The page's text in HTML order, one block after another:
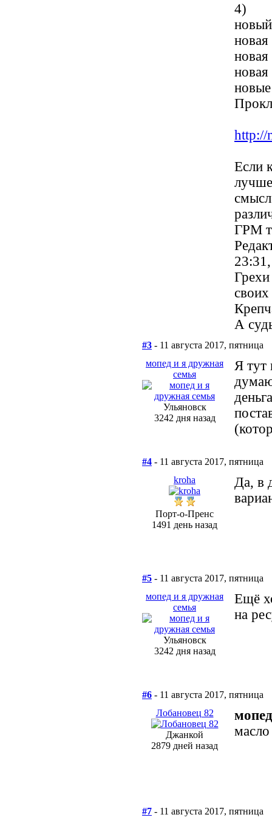
4)
новая
новая
http://
Если
лучше
ГРМ
Грехи
А
#3 - 11 августа 2017, пятница
мопед и я дружная
семья
Ульяновск
3242 дня назад
Я тут
#4 - 11 августа 2017, пятница
kroha
Порт-о-Пренс
1491 день назад
Да, в
#5 - 11 августа 2017, пятница
мопед и я дружная
семья
Ульяновск
3242 дня назад
Ещё
на
#6 - 11 августа 2017, пятница
Лобановец 82
Джанкой
2879 дней назад
масло
#7 - 11 августа 2017, пятница